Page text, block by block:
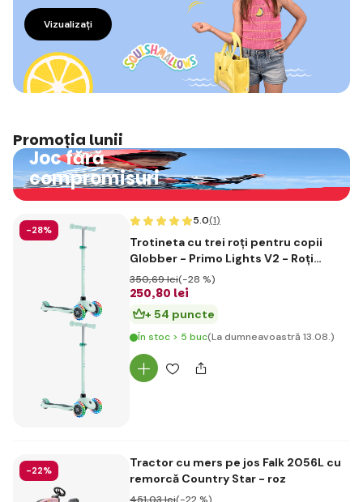
Vizualizați
Promoția lunii
Joc fără
compromisuri
-28%
5.0(1)
Trotineta cu trei roți pentru copii
Globber - Primo Lights V2 - Roți
iluminate - Dark Mint
250,80 lei
350,69 lei(-28 %)
+ 54 puncte
În stoc > 5 buc(La dumneavoastră 13.08.)
-22%
Tractor cu mers pe jos Falk 2056L cu
remorcă Country Star - roz